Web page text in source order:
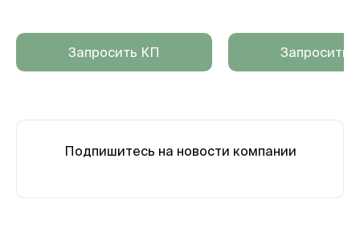
Запросить КП Запросить
Подпишитесь на новости компании